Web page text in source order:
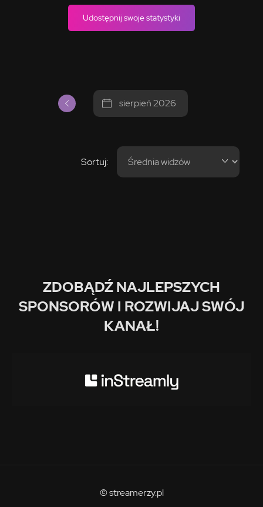
Udostępnij swoje statystyki
sierpień 2026
Sortuj:
ZDOBĄDŹ NAJLEPSZYCH
SPONSORÓW I ROZWIJAJ SWÓJ
KANAŁ!
© streamerzy.pl